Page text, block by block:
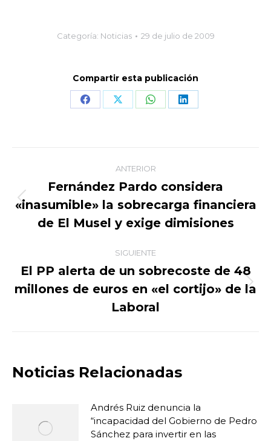
Categoría: Noticias 29 de julio de 2009
Compartir esta publicación
Share Share Share Share
Navegación
entre
publicaciones
ANTERIOR
Publicación
anterior:
Fernández Pardo considera
«inasumible» la sobrecarga financiera
de El Musel y exige dimisiones
SIGUIENTE
Publicación
siguiente:
El PP alerta de un sobrecoste de 48
millones de euros en «el cortijo» de la
Laboral
Noticias Relacionadas
Andrés Ruiz denuncia la
“incapacidad del Gobierno de Pedro
Sánchez para invertir en las